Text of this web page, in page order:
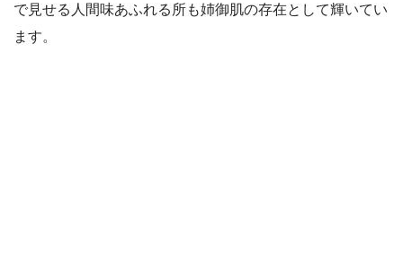
で見せる人間味あふれる所も姉御肌の存在として輝いてい
ます。